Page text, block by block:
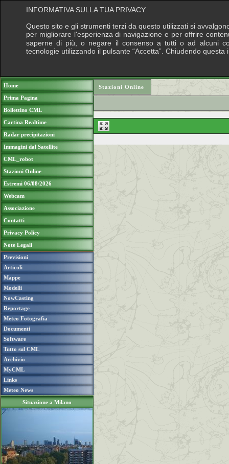
Home
Prima Pagina
Bollettino CML
Cartina Realtime
Radar precipitazioni
Immagini dal Satellite
CML_robot
Stazioni Online
Estremi 06/08/2026
Webcam
Associazione
Contatti
Privacy Policy
Note Legali
Previsioni
Articoli
Mappe
Modelli
NowCasting
Reportage
Meteo Fotografia
Documenti
Software
Tutto sul CML
Archivio
MyCML
Links
Meteo News
Situazione a Milano
Stazioni Online
INFORMATIVA SULLA TUA PRIVACY
Questo sito e gli strumenti terzi da questo utilizzati si
per migliorare l'esperienza di navigazione e per offrire
saperne di più, o negare il consenso a tutti o ad alcuni
tecnologie utilizzando il pulsante “Accetta”. Chiudendo